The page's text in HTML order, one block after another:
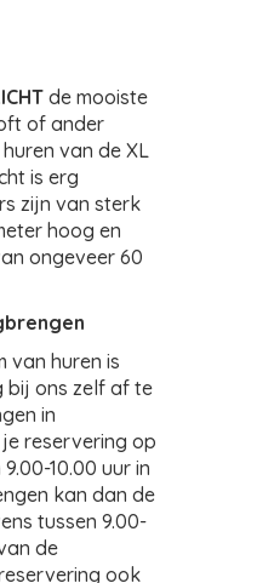
de mooiste
of ander
van de XL
is erg
zijn van sterk
hoog en
ongeveer 60
van huren is
bij ons zelf af te
in
reservering op
10.00 uur in
kan dan de
tussen 9.00-
de
ook